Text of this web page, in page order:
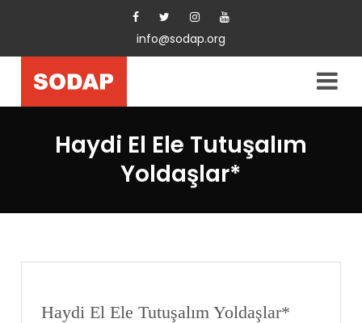
info@sodap.org
Haydi El Ele Tutuşalım
Yoldaşlar*
Haydi El Ele Tutuşalım Yoldaşlar*